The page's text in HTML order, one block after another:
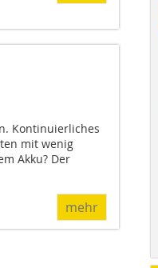
Kontinuierliches
mit wenig
Akku? Der
mehr